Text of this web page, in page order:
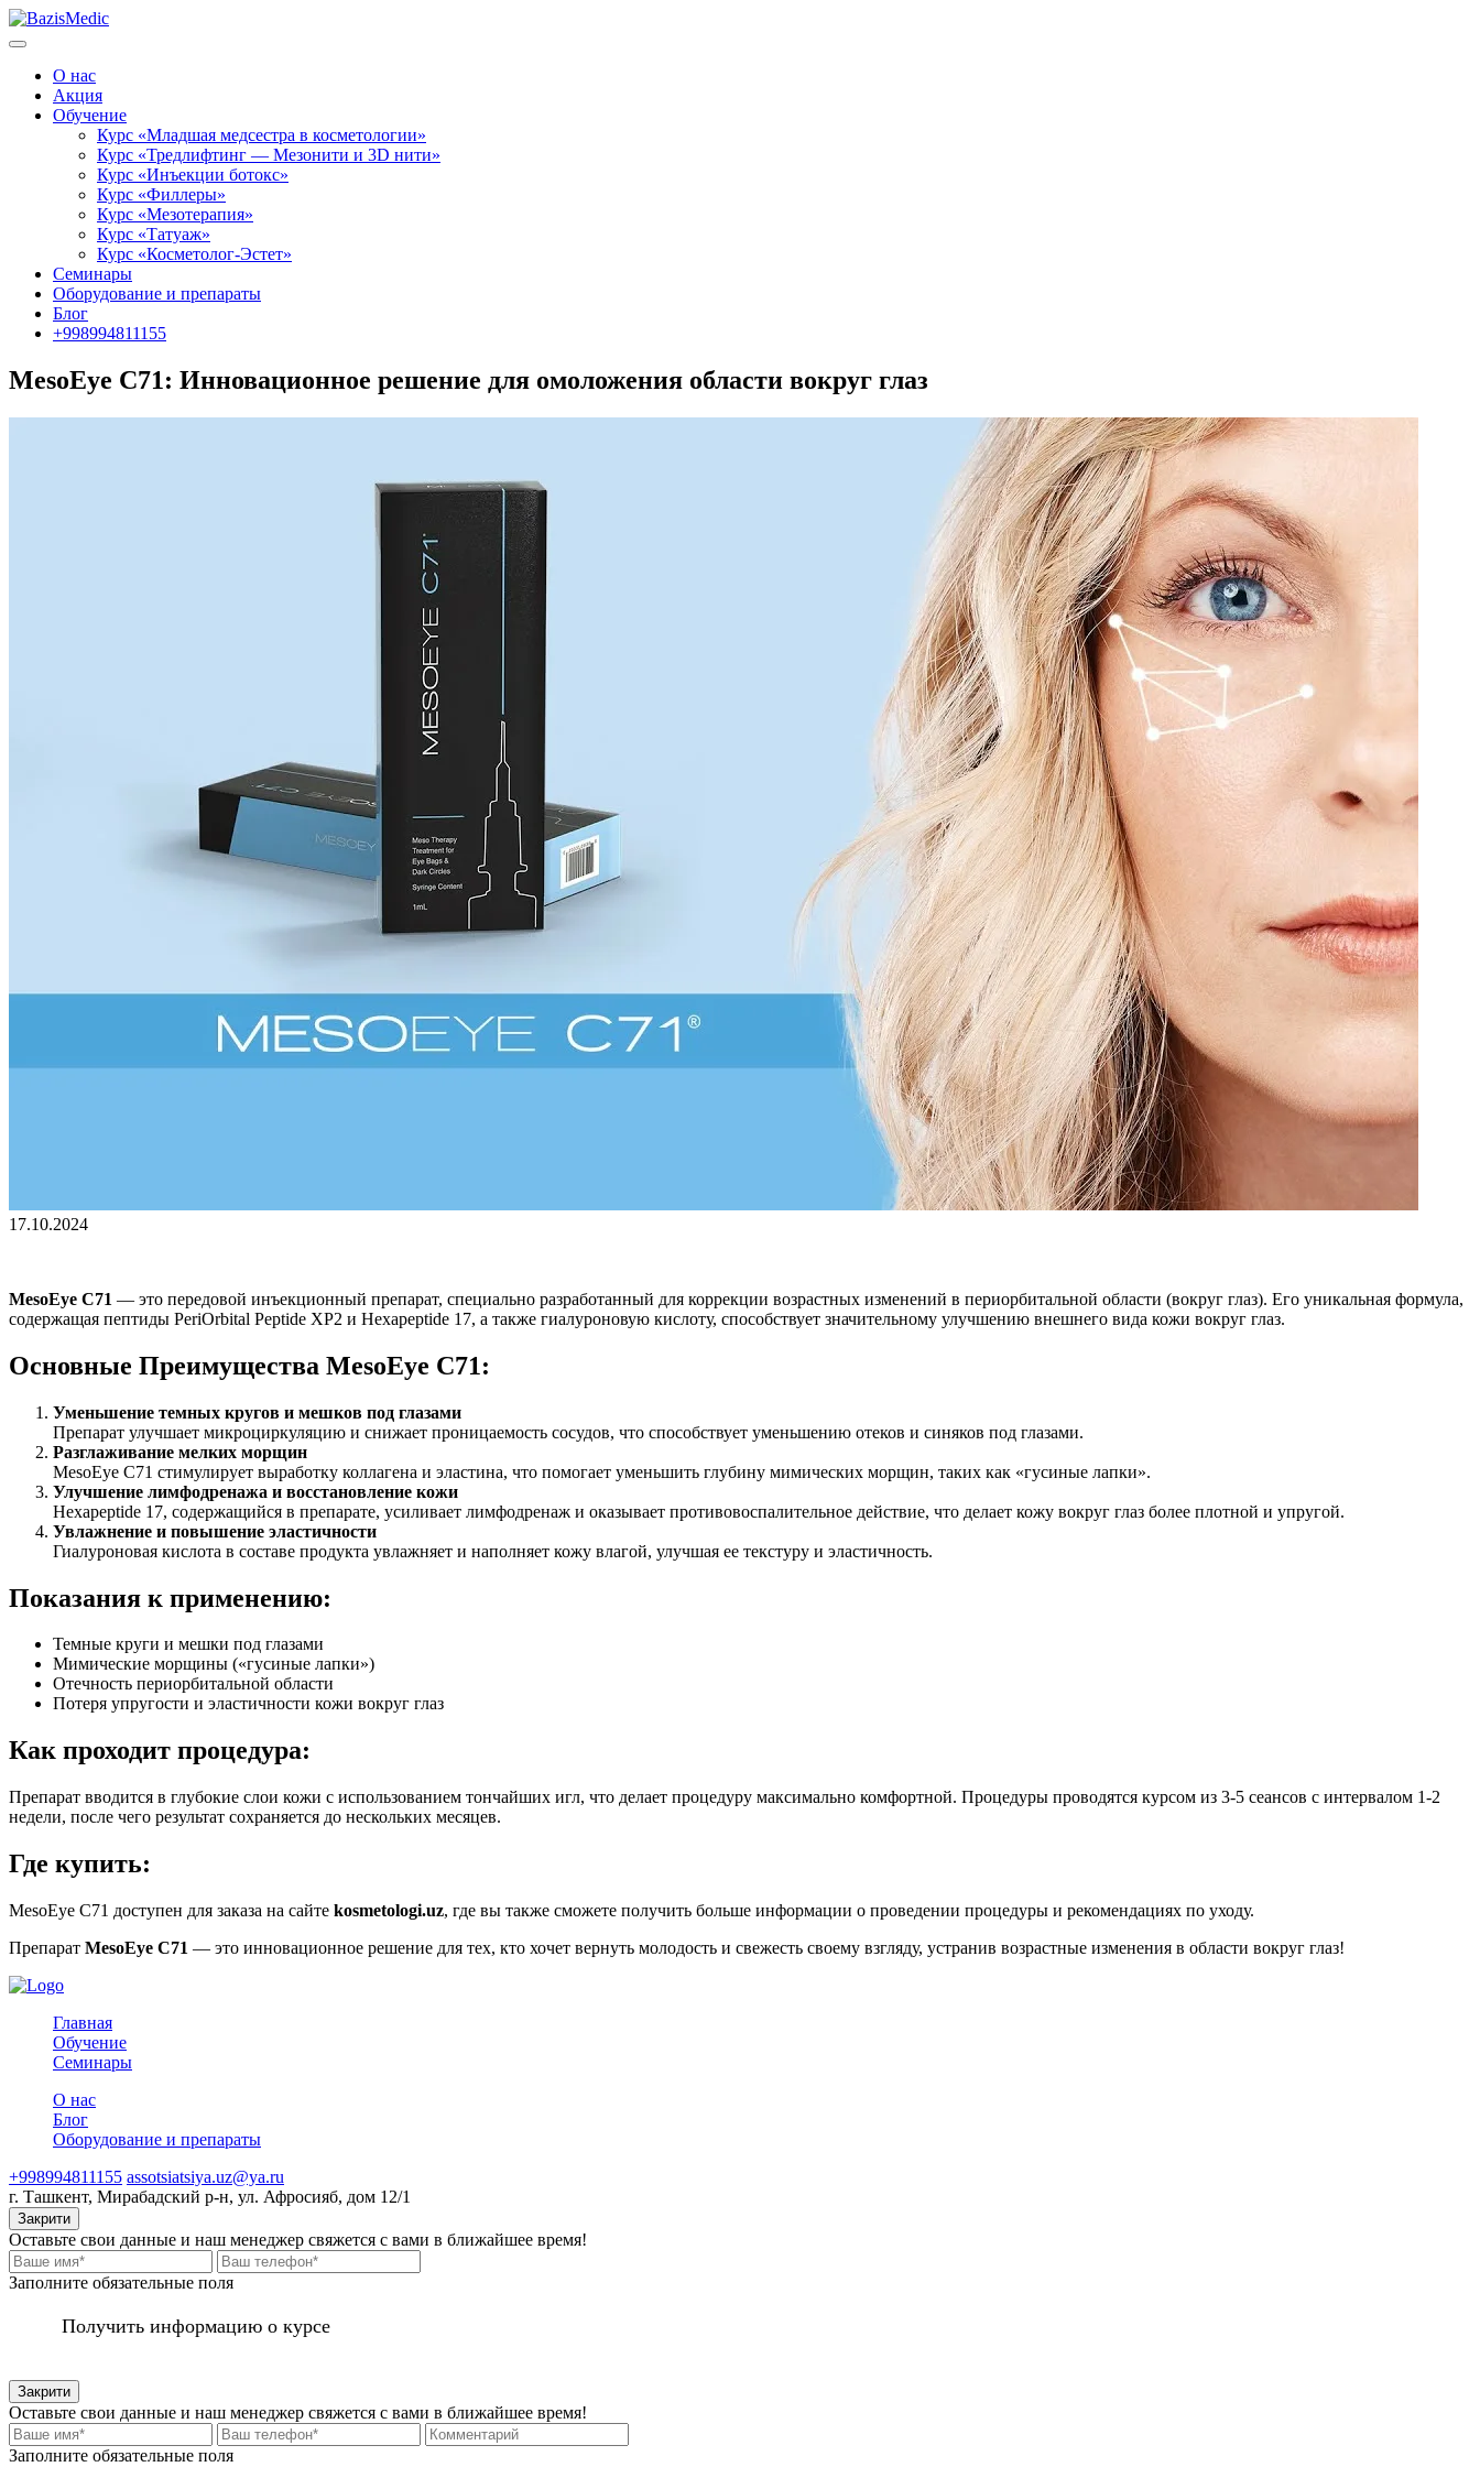
О нас
Акция
Обучение
Курс «Младшая медсестра в косметологии»
Курс «Тредлифтинг — Мезонити и 3D нити»
Курс «Инъекции ботокс»
Курс «Филлеры»
Курс «Мезотерапия»
Курс «Татуаж»
Курс «Косметолог-Эстет»
Семинары
Оборудование и препараты
Блог
+998994811155
MesoEye C71: Инновационное решение для омоложения области вокруг глаз
17.10.2024
MesoEye C71 — это передовой инъекционный препарат, специально разработанный для коррекции возрастных изменений в периорбитальной области (вокруг глаз). Его уникальная формула,
содержащая пептиды PeriOrbital Peptide XP2 и Hexapeptide 17, а также гиалуроновую кислоту, способствует значительному улучшению внешнего вида кожи вокруг глаз.
Основные Преимущества MesoEye C71:
Уменьшение темных кругов и мешков под глазами
Препарат улучшает микроциркуляцию и снижает проницаемость сосудов, что способствует уменьшению отеков и синяков под глазами.
Разглаживание мелких морщин
MesoEye C71 стимулирует выработку коллагена и эластина, что помогает уменьшить глубину мимических морщин, таких как «гусиные лапки».
Улучшение лимфодренажа и восстановление кожи
Hexapeptide 17, содержащийся в препарате, усиливает лимфодренаж и оказывает противовоспалительное действие, что делает кожу вокруг глаз более плотной и упругой.
Увлажнение и повышение эластичности
Гиалуроновая кислота в составе продукта увлажняет и наполняет кожу влагой, улучшая ее текстуру и эластичность.
Показания к применению:
Темные круги и мешки под глазами
Мимические морщины («гусиные лапки»)
Отечность периорбитальной области
Потеря упругости и эластичности кожи вокруг глаз
Как проходит процедура:
Препарат вводится в глубокие слои кожи с использованием тончайших игл, что делает процедуру максимально комфортной. Процедуры проводятся курсом из 3-5 сеансов с интервалом 1-2
недели, после чего результат сохраняется до нескольких месяцев​.
Где купить:
MesoEye C71 доступен для заказа на сайте kosmetologi.uz, где вы также сможете получить больше информации о проведении процедуры и рекомендациях по уходу.
Препарат MesoEye C71 — это инновационное решение для тех, кто хочет вернуть молодость и свежесть своему взгляду, устранив возрастные изменения в области вокруг глаз!
Главная
Обучение
Семинары
О нас
Блог
Оборудование и препараты
+998994811155 assotsiatsiya.uz@ya.ru
г. Ташкент, Мирабадский р-н, ул. Афросияб, дом 12/1
Закрити
Оставьте свои данные и наш менеджер свяжется с вами в ближайшее время!
Заполните обязательные поля
Получить информацию о курсе
Закрити
Оставьте свои данные и наш менеджер свяжется с вами в ближайшее время!
Заполните обязательные поля